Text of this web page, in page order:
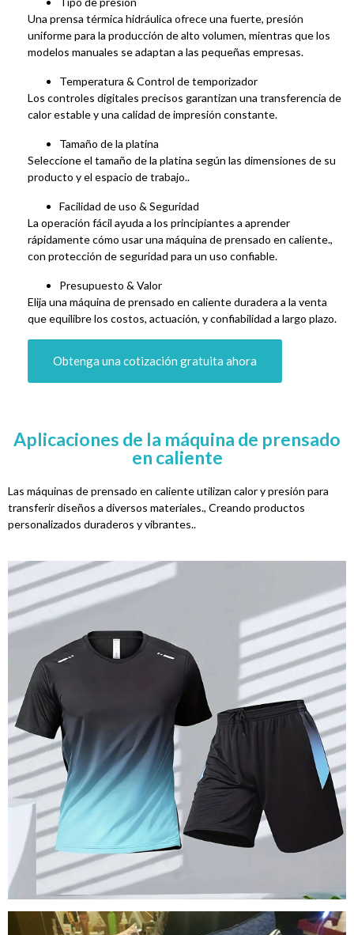
Una prensa térmica hidráulica ofrece una fuerte, presión
uniforme para la producción de alto volumen, mientras que los
modelos manuales se adaptan a las pequeñas empresas.
Temperatura & Control de temporizador
Los controles digitales precisos garantizan una transferencia de
calor estable y una calidad de impresión constante.
Tamaño de la platina
Seleccione el tamaño de la platina según las dimensiones de su
producto y el espacio de trabajo..
Facilidad de uso & Seguridad
La operación fácil ayuda a los principiantes a aprender
rápidamente cómo usar una máquina de prensado en caliente.,
con protección de seguridad para un uso confiable.
Presupuesto & Valor
Elija una máquina de prensado en caliente duradera a la venta
que equilibre los costos, actuación, y confiabilidad a largo plazo.
Obtenga una cotización gratuita ahora
Aplicaciones de la máquina de prensado
en caliente
Las máquinas de prensado en caliente utilizan calor y presión para
transferir diseños a diversos materiales., Creando productos
personalizados duraderos y vibrantes..